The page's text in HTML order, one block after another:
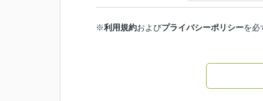
※利用規約およびプライバシーポリシーを必